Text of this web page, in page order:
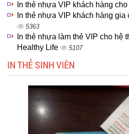
In thẻ nhựa VIP khách hàng
In thẻ nhựa VIP khách hàng gia
5363
In thẻ nhựa làm thẻ VIP cho hệ
Healthy Life
5107
IN THẺ SINH VIÊN